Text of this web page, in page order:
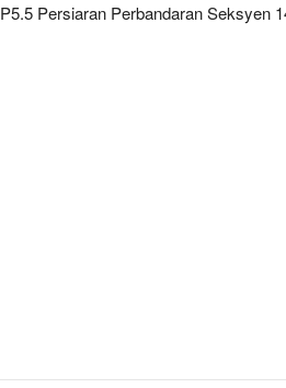
Persiaran Perbandaran Seksyen